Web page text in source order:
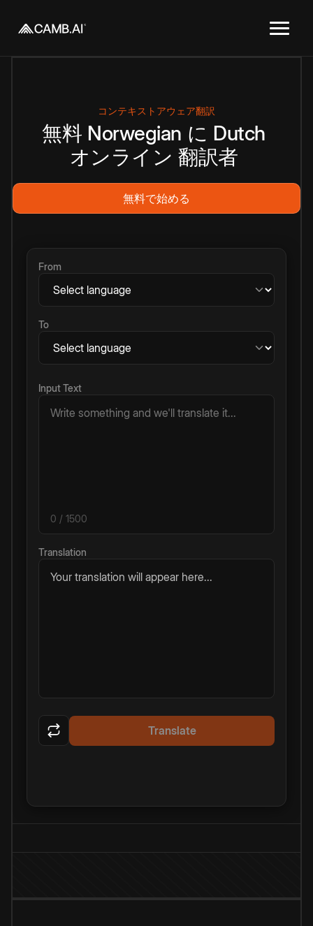
コンテキストアウェア翻訳
無料 Norwegian に Dutch
オンライン 翻訳者
無料で始める
From
To
Input Text
0 / 1500
Translation
Your translation will appear here...
Translate